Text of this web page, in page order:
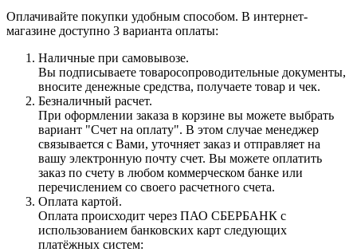
Оплачивайте покупки удобным способом. В интернет-
магазине доступно 3 варианта оплаты:
Наличные при самовывозе.
Вы подписываете товаросопроводительные документы,
вносите денежные средства, получаете товар и чек.
Безналичный расчет.
При оформлении заказа в корзине вы можете выбрать
вариант "Счет на оплату". В этом случае менеджер
связывается с Вами, уточняет заказ и отправляет на
вашу электронную почту счет. Вы можете оплатить
заказ по счету в любом коммерческом банке или
перечислением со своего расчетного счета.
Оплата картой.
Оплата происходит через ПАО СБЕРБАНК с
использованием банковских карт следующих
платёжных систем: